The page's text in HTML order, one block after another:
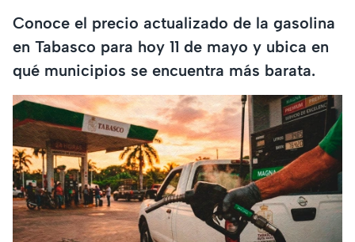
Conoce el precio actualizado de la gasolina
en Tabasco para hoy 11 de mayo y ubica en
qué municipios se encuentra más barata.